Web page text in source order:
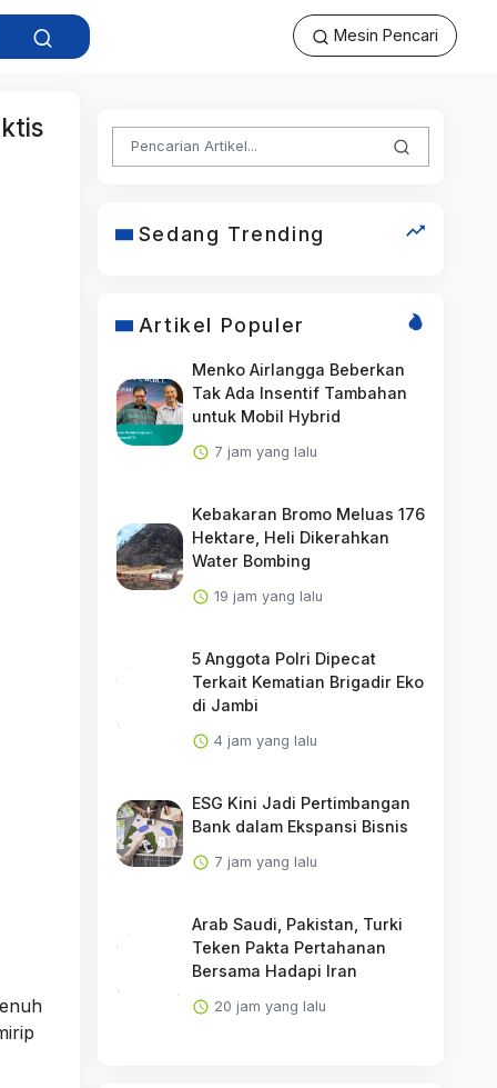
Mesin Pencari
Sedang Trending
Artikel Populer
Menko Airlangga Beberkan
Tak Ada Insentif Tambahan
untuk Mobil Hybrid
7 jam yang lalu
Kebakaran Bromo Meluas 176
Hektare, Heli Dikerahkan
Water Bombing
19 jam yang lalu
5 Anggota Polri Dipecat
Terkait Kematian Brigadir Eko
di Jambi
4 jam yang lalu
ESG Kini Jadi Pertimbangan
Bank dalam Ekspansi Bisnis
7 jam yang lalu
Arab Saudi, Pakistan, Turki
Teken Pakta Pertahanan
Bersama Hadapi Iran
20 jam yang lalu